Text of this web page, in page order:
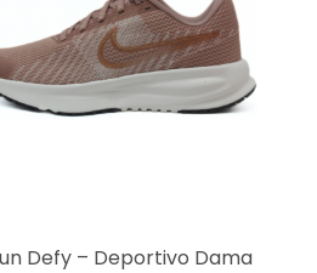
Defy – Deportivo Dama